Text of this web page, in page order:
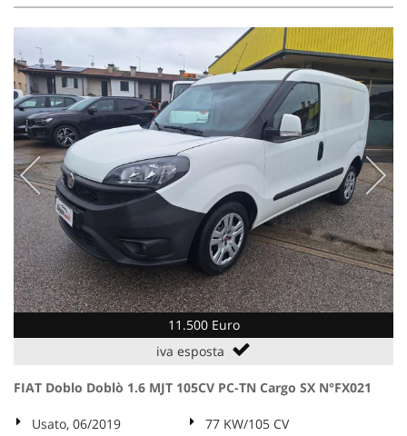
11.500 Euro
iva esposta
FIAT Doblo Doblò 1.6 MJT 105CV PC-TN Cargo SX N°FX021
Usato, 06/2019
77 KW/105 CV